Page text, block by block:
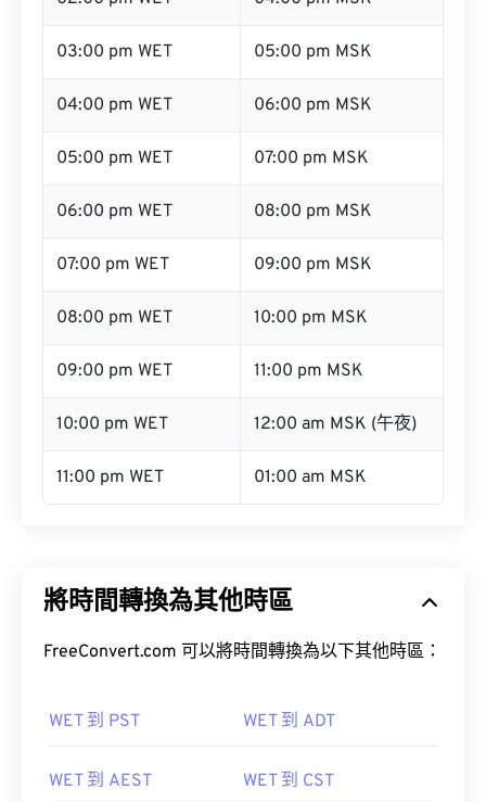
03:00 pm WET 05:00 pm MSK
04:00 pm WET 06:00 pm MSK
05:00 pm WET 07:00 pm MSK
06:00 pm WET 08:00 pm MSK
07:00 pm WET 09:00 pm MSK
08:00 pm WET 10:00 pm MSK
09:00 pm WET 11:00 pm MSK
10:00 pm WET 12:00 am MSK (午夜)
11:00 pm WET 01:00 am MSK
將時間轉換為其他時區
FreeConvert.com 可以將時間轉換為以下其他時區：
WET 到 PST WET 到 ADT
WET 到 AEST WET 到 CST